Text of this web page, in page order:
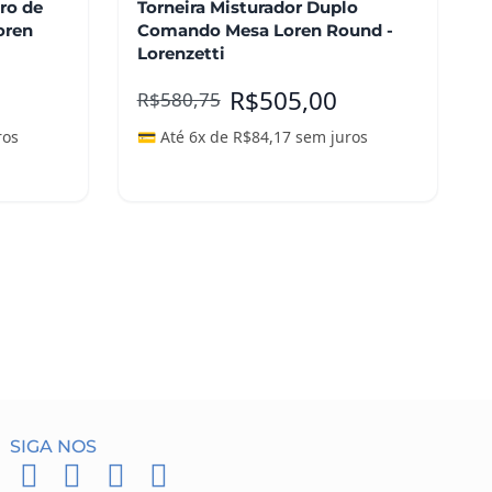
de
Torneira Misturador Duplo
Comando Mesa Loren Round -
Lorenzetti
R$580,75 R$505,00
💳 Até 6x de R$84,17sem juros
SIGA NOS
F I P W